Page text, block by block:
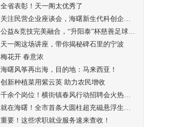
全省表彰！天一阁太优秀了
关注民营企业座谈会，海曙新生代科创企业家反响热烈
公益&竞技完美融合，“升阳泰”杯慈善足球邀请赛圆满收官！
天一阁这场讲座，带你揭秘碑石里的宁波
梅花开 春意浓
海曙风筝再出海，目的地：马来西亚！
创新种植菜用紫云英 助力农民增收
千余个岗位！横街镇春风行动招聘会火热开场
就在海曙！全市首条大圆柱超充磁悬浮生产线投产
重要！这些求职就业服务速来查收！